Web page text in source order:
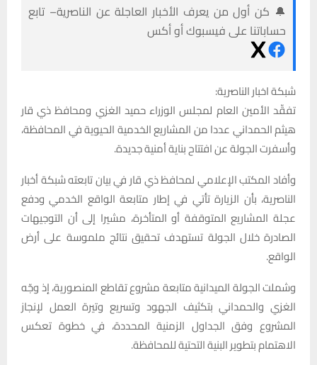
🔔 كن أول من يعرف الأخبار العاجلة عن الناصرية– تابع
حساباتنا على فيسبوك أو أكس
شبكة اخبار الناصرية:
تفقّد الأمين العام لمجلس الوزراء حميد الغزي ومحافظ ذي قار
هيثم الحمداني عددا من المشاريع الخدمية الحيوية في المحافظة،
وأسفرت الجولة عن افتتاح بناية أمنية جديدة.
وأفاد المكتب الإعلامي لمحافظ ذي قار في بيان تابعته شبكة أخبار
الناصرية، بأن الزيارة تأتي في إطار متابعة الواقع الخدمي ودفع
عجلة المشاريع المتوقفة أو المتأخرة، مشيرا إلى أن التوجيهات
الصادرة خلال الجولة تستهدف تحقيق نتائج ملموسة على أرض
الواقع.
وشملت الجولة الميدانية متابعة مشروع تقاطع المنصورية، إذ وجّه
الغزي والحمداني بتكثيف الجهود وتسريع وتيرة العمل لإنجاز
المشروع وفق الجداول الزمنية المحددة، في خطوة تعكس
الاهتمام بتطوير البنية التحتية للمحافظة.